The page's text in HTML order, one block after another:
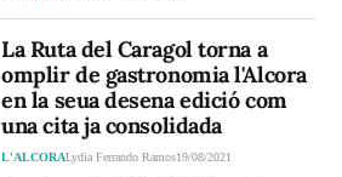
La Ruta del Caragol torna a
omplir de gastronomia l'Alcora
en la seua desena edició com
una cita ja consolidada
L'ALCORALydia Ferrando Ramos19/08/2021